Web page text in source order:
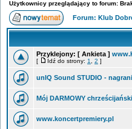
Użytkownicy przeglądający to forum:
Forum: Klub
Przyklejony: [ Ankieta ]
[ Idź do strony: 1 2 ]
unIQ Sound STUDIO -
Mój DARMOWY
www.koncertpremiery.pl